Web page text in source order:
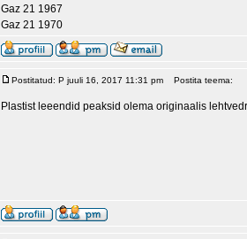
Gaz 21 1967
Gaz 21 1970
Postitatud: P juuli 16, 2017 11:31 pm Postita teema:
Plastist leeendid peaksid olema originaalis